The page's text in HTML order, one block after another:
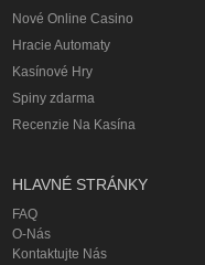
Nové Online Casino
Hracie Automaty
Kasínové Hry
Spiny zdarma
Recenzie Na Kasína
HLAVNÉ STRÁNKY
FAQ
O-Nás
Kontaktujte Nás